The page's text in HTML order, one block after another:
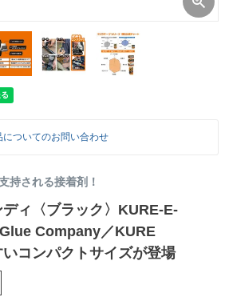
についてのお問い合わせ
持される接着剤！
ィ〈ブラック〉KURE-E-
Company／KURE
コンパクトサイズが登場